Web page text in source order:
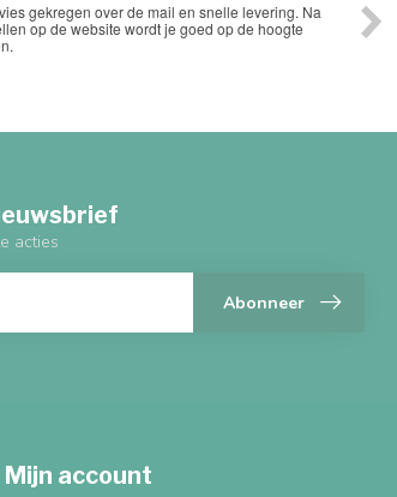
gekregen over de mail en snelle levering. Na
op de website wordt je goed op de hoogte
acties
Abonneer
Mijn account